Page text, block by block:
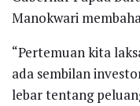
Manokwari
“Pertemuan kita
ada sembilan
lebar tentang